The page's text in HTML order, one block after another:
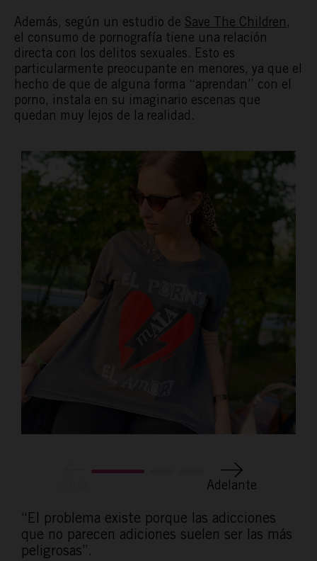
Además, según un estudio de Save The Children,
el consumo de pornografía tiene una relación
directa con los delitos sexuales. Esto es
particularmente preocupante en menores, ya que el
hecho de que de alguna forma “aprendan” con el
porno, instala en su imaginario escenas que
quedan muy lejos de la realidad.
Adelante
“El problema existe porque las adicciones
que no parecen adiciones suelen ser las más
peligrosas”.